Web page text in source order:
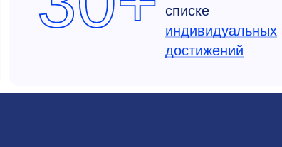
списке
индивидуальных
достижений